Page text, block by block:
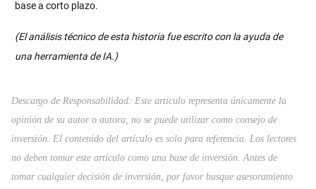
base a corto plazo.
(El análisis técnico de esta historia fue escrito con la ayuda de
una herramienta de IA.)
Descargo de Responsabilidad: Este artículo representa únicamente la
opinión de su autor o autora, no se puede utilizar como consejo de
inversión. El contenido del artículo es solo para referencia. Los lectores
no deben tomar este artículo como una base de inversión. Antes de
tomar cualquier decisión de inversión, por favor busque asesoramiento